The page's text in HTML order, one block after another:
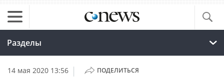
Разделы
14 мая 2020 13:56 | ПОДЕЛИТЬСЯ